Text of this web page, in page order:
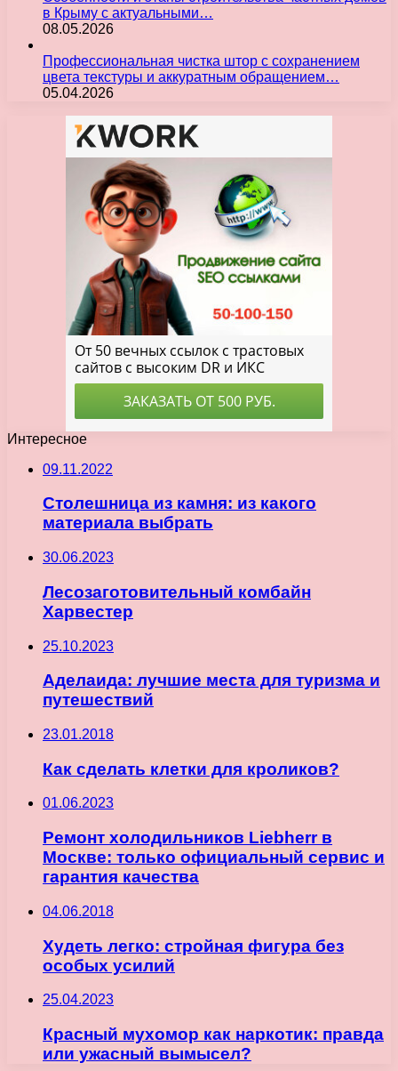
в Крыму с актуальными…
08.05.2026
Профессиональная чистка штор с сохранением
цвета текстуры и аккуратным обращением…
05.04.2026
Интересное
09.11.2022
Столешница из камня: из какого
материала выбрать
30.06.2023
Лесозаготовительный комбайн
Харвестер
25.10.2023
Аделаида: лучшие места для туризма и
путешествий
23.01.2018
Как сделать клетки для кроликов?
01.06.2023
Ремонт холодильников Liebherr в
Москве: только официальный сервис и
гарантия качества
04.06.2018
Худеть легко: стройная фигура без
особых усилий
25.04.2023
Красный мухомор как наркотик: правда
или ужасный вымысел?